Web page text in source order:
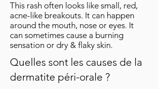
This rash often looks like small, red,
acne-like breakouts. It can happen
around the mouth, nose or eyes. It
can sometimes cause a burning
sensation or dry & flaky skin.
Quelles sont les causes de la
dermatite péri-orale ?